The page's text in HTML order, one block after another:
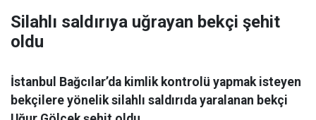
Silahlı saldırıya uğrayan bekçi şehit
oldu
İstanbul Bağcılar’da kimlik kontrolü yapmak isteyen
bekçilere yönelik silahlı saldırıda yaralanan bekçi